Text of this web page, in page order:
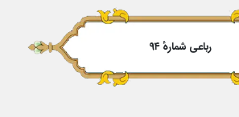
رباعی شمارهٔ ۹۴